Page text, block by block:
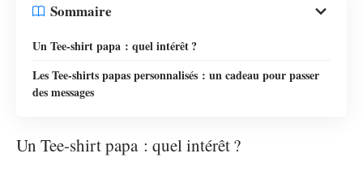
Sommaire
Un Tee-shirt papa : quel intérêt ?
Les Tee-shirts papas personnalisés : un cadeau pour passer
des messages
Un Tee-shirt papa : quel intérêt ?